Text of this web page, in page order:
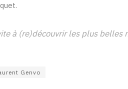
à (re)découvrir les plus
Genvo